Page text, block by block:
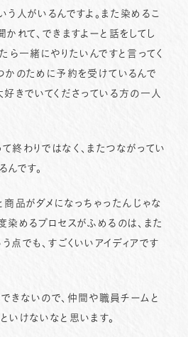
う人がいるんですよ。また染めるこ
かれて、できますよーと話をしてし
たら一緒にやりたいんですと言ってく
かのために予約を受けているんで
好きでいてくださっている方の一人
終わりではなく、またつながってい
んです。
品がダメになっちゃったんじゃな
染めるプロセスがふめるのは、また
点でも、すごくいいアイディアです
きないので、仲間や職員チームと
いけないなと思います。